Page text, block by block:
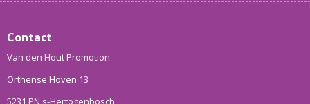
Contact
Van den Hout Promotion
Orthense Hoven 13
5231 PN s-Hertogenbosch